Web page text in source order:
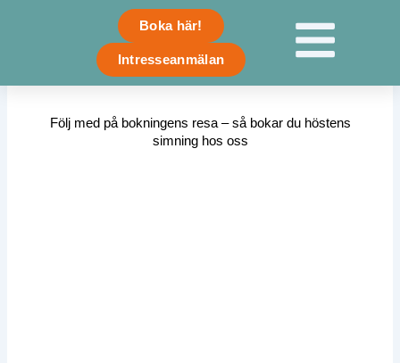
Boka här!
Intresseanmälan
Följ med på bokningens resa – så bokar du höstens
simning hos oss